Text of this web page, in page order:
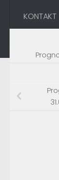
KONTAKT